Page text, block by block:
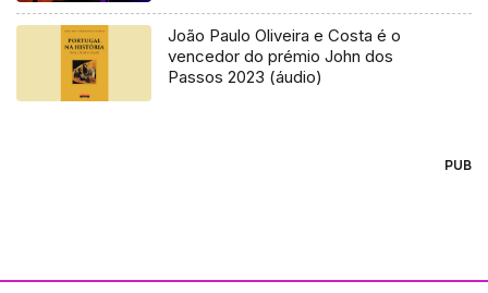
João Paulo Oliveira e Costa é o
vencedor do prémio John dos
Passos 2023 (áudio)
PUB